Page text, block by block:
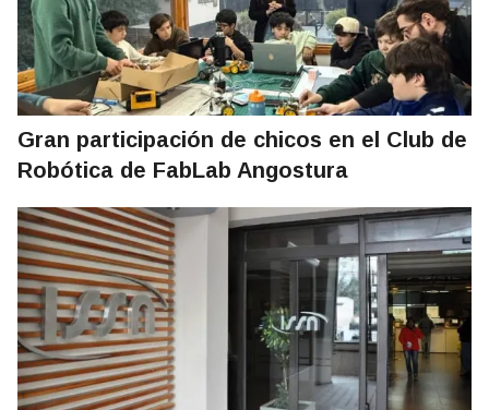
Gran participación de chicos en el Club de
Robótica de FabLab Angostura